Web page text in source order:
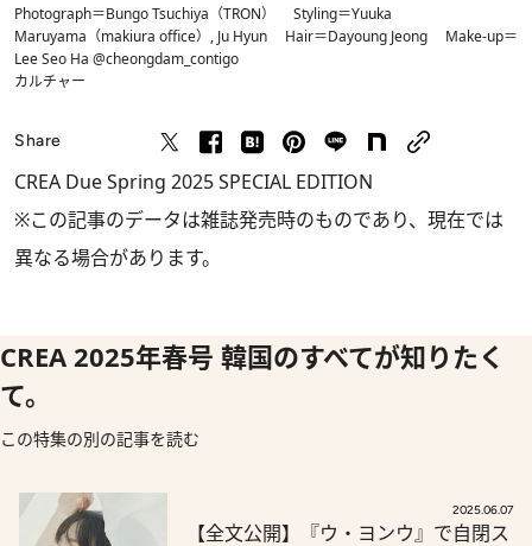
Photograph＝Bungo Tsuchiya（TRON） Styling＝Yuuka
Maruyama（makiura office）, Ju Hyun Hair＝Dayoung Jeong Make-up＝
Lee Seo Ha @cheongdam_contigo
カルチャー
Share
CREA Due Spring 2025 SPECIAL EDITION
※この記事のデータは雑誌発売時のものであり、現在では
異なる場合があります。
CREA 2025年春号 韓国のすべてが知りたく
て。
この特集の別の記事を読む
2025.06.07
【全文公開】『ウ・ヨンウ』で自閉ス